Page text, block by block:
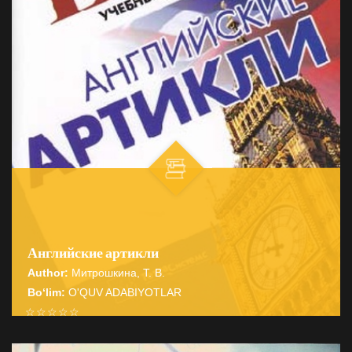
Английские артикли
Author: Митрошкина, Т. В.
Bo‘lim: O'QUV ADABIYOTLAR
☆
☆
☆
☆
☆
Справочник содержит подробные сведения о системе